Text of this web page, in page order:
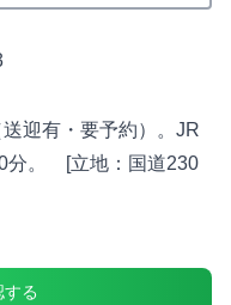
迎有・要予約）。JR
分。 [立地：国道230
る